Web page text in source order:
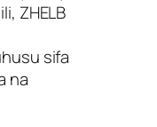
ZHELB
sifa
na